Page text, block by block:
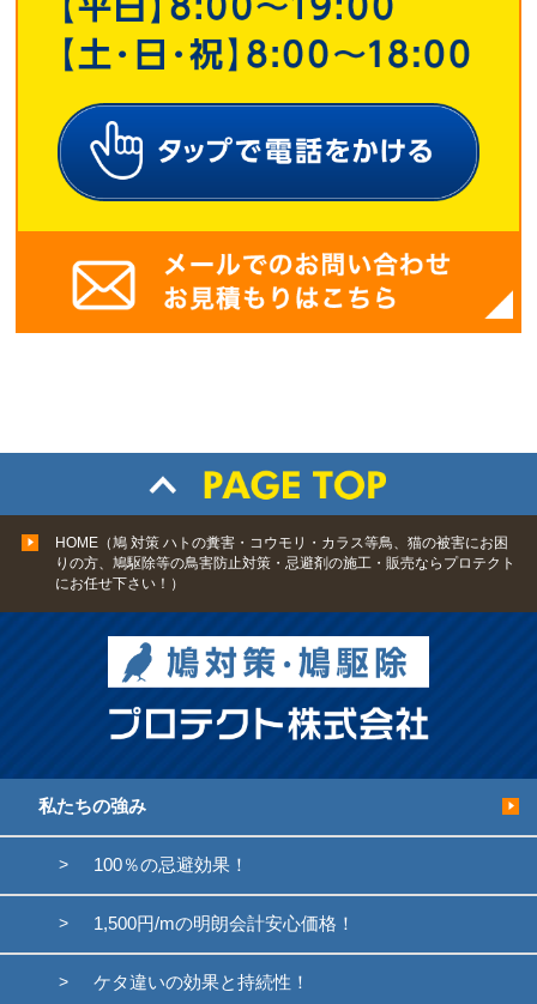
HOME（鳩 対策 ハトの糞害・コウモリ・カラス等鳥、猫の被害にお困
りの方、鳩駆除等の鳥害防止対策・忌避剤の施工・販売ならプロテクト
にお任せ下さい！）
私たちの強み
100％の忌避効果！
1,500円/mの明朗会計安心価格！
ケタ違いの効果と持続性！